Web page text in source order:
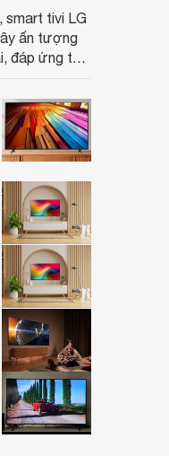
inch FullHD
đ
smart tivi LG
ấn tượng
đáp ứng tốt